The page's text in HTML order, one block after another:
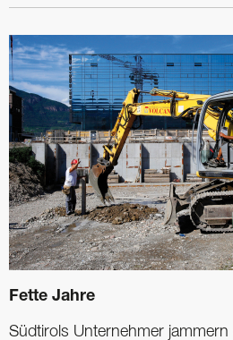
Fette Jahre
Südtirols Unternehmer